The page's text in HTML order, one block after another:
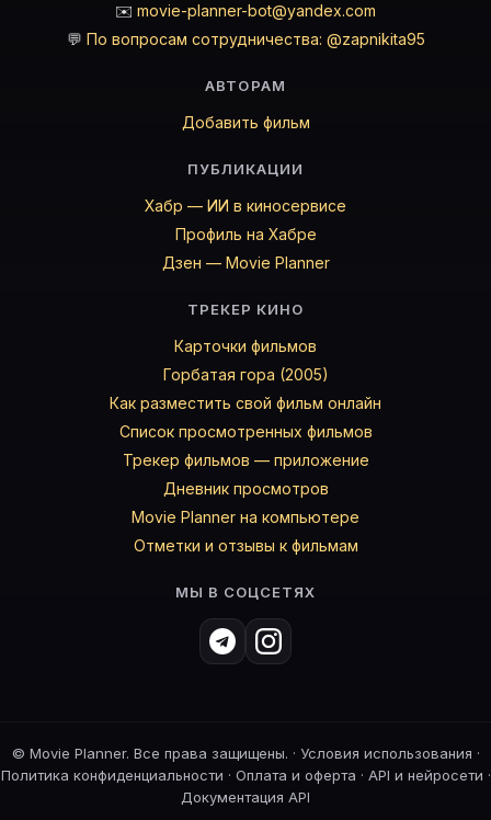
✉️ movie-planner-bot@yandex.com
💬 По вопросам сотрудничества: @zapnikita95
АВТОРАМ
Добавить фильм
ПУБЛИКАЦИИ
Хабр — ИИ в киносервисе
Профиль на Хабре
Дзен — Movie Planner
ТРЕКЕР КИНО
Карточки фильмов
Горбатая гора (2005)
Как разместить свой фильм онлайн
Список просмотренных фильмов
Трекер фильмов — приложение
Дневник просмотров
Movie Planner на компьютере
Отметки и отзывы к фильмам
МЫ В СОЦСЕТЯХ
© Movie Planner. Все права защищены. · Условия использования ·
Политика конфиденциальности · Оплата и оферта · API и нейросети ·
Документация API